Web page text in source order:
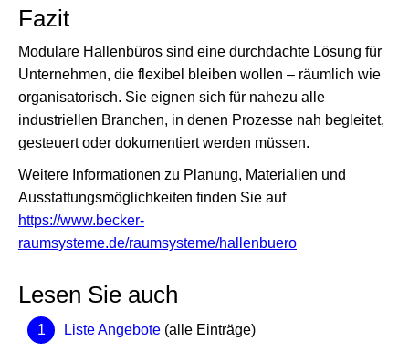
Fazit
Modulare Hallenbüros sind eine durchdachte Lösung für
Unternehmen, die flexibel bleiben wollen – räumlich wie
organisatorisch. Sie eignen sich für nahezu alle
industriellen Branchen, in denen Prozesse nah begleitet,
gesteuert oder dokumentiert werden müssen.
Weitere Informationen zu Planung, Materialien und
Ausstattungsmöglichkeiten finden Sie auf
https://www.becker-
raumsysteme.de/raumsysteme/hallenbuero
Lesen Sie auch
Liste Angebote (alle Einträge)